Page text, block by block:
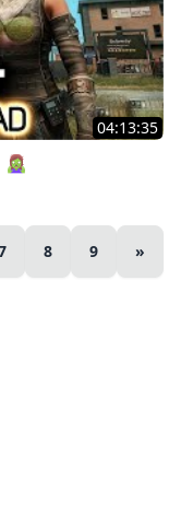
04:13:35
Night of the Dead
8 9 »